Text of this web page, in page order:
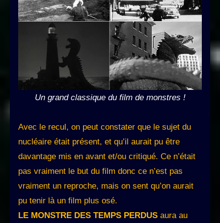
Un grand classique du film de monstres !
Avec le recul, on peut constater que le sujet du
nucléaire était présent, et qu’il aurait pu être
davantage mis en avant et/ou critiqué. Ce n’était
pas vraiment le but du film donc ce n’est pas
vraiment un reproche, mais on sent qu’on aurait
pu tenir là un film plus osé.
LE MONSTRE DES TEMPS PERDUS aura au